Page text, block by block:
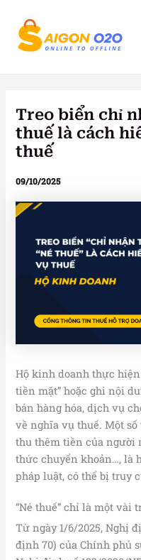
Treo biển chỉ
thuế là cách
thuế
09/10/2025
Hộ kinh doanh thực
tiền mặt” hoặc ghi nội
bán hàng hóa, dịch vụ
về nghĩa vụ thuế. Một
thu thêm tiền của người
thức chuyển khoản…, là
pháp luật, có thể bị truy
“Né thuế” chỉ là một vài
Từ ngày 1/6/2025, Nghị
định 70) của Chính phủ